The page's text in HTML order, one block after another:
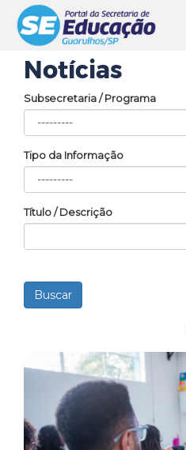
Notícias
Subsecretaria / Programa
Tipo da Informação
Título / Descrição